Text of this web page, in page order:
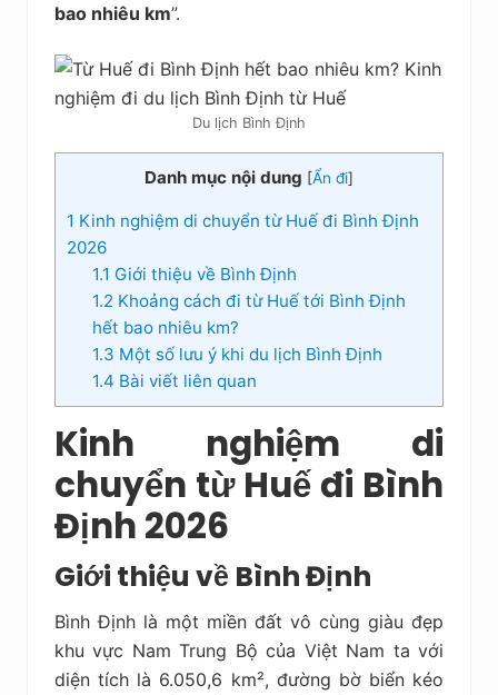
bao nhiêu km”.
Du lịch Bình Định
Danh mục nội dung [Ẩn đi]
1 Kinh nghiệm di chuyển từ Huế đi Bình Định
2026
1.1 Giới thiệu về Bình Định
1.2 Khoảng cách đi từ Huế tới Bình Định
hết bao nhiêu km?
1.3 Một số lưu ý khi du lịch Bình Định
1.4 Bài viết liên quan
Kinh nghiệm di
chuyển từ Huế đi Bình
Định 2026
Giới thiệu về Bình Định
Bình Định là một miền đất vô cùng giàu đẹp
khu vực Nam Trung Bộ của Việt Nam ta với
diện tích là 6.050,6 km², đường bờ biển kéo